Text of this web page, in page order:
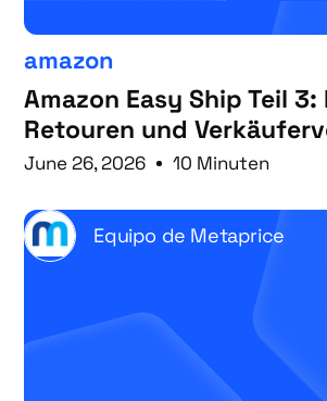
amazon
Amazon Easy Ship Teil 3:
Retouren und
June 26, 2026 10 Minuten
Equipo de Metaprice